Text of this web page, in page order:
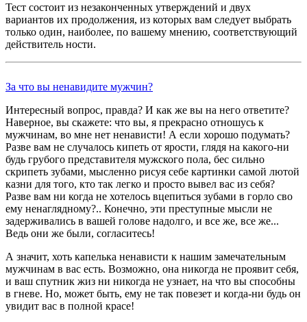
Тест состоит из незаконченных утверждений и двух
вариантов их продолжения, из которых вам следует выбрать
только один, наиболее, по вашему мнению, соответствующий
действитель ности.
За что вы ненавидите мужчин?
Интересный вопрос, правда? И как же вы на него ответите?
Наверное, вы скажете: что вы, я прекрасно отношусь к
мужчинам, во мне нет ненависти! А если хорошо подумать?
Разве вам не случалось кипеть от ярости, глядя на какого-ни
будь грубого представителя мужского пола, бес сильно
скрипеть зубами, мысленно рисуя себе картинки самой лютой
казни для того, кто так легко и просто вывел вас из себя?
Разве вам ни когда не хотелось вцепиться зубами в горло сво
ему ненаглядному?.. Конечно, эти преступные мысли не
задерживались в вашей голове надолго, и все же, все же...
Ведь они же были, согласитесь!
А значит, хоть капелька ненависти к нашим замечательным
мужчинам в вас есть. Возможно, она никогда не проявит себя,
и ваш спутник жиз ни никогда не узнает, на что вы способны
в гневе. Но, может быть, ему не так повезет и когда-ни будь он
увидит вас в полной красе!